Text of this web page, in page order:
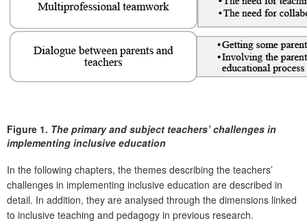
Figure 1. The primary and subject teachers’ challenges in
implementing inclusive education
In the following chapters, the themes describing the teachers’
challenges in implementing inclusive education are described in
detail. In addition, they are analysed through the dimensions linked
to inclusive teaching and pedagogy in previous research.